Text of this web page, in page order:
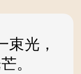
光，
。